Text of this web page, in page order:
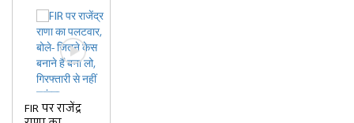
FIR पर राजेंद्र